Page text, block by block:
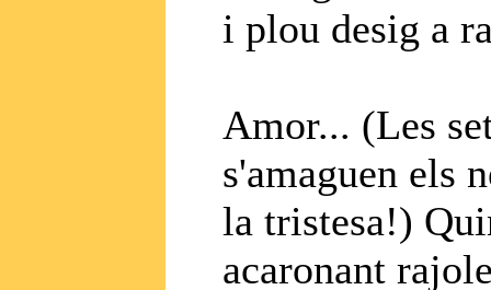
i plou desig a
Amor... (Les
s'amaguen els
la tristesa!)
acaronant